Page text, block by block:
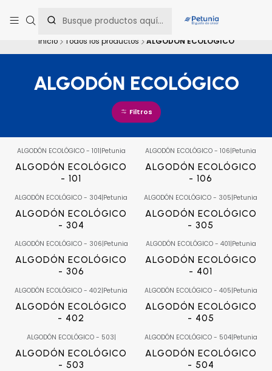
una asesoría personalizada.
Inicio Todos los productos ALGODÓN ECOLÓGICO
ALGODÓN ECOLÓGICO
Filtros
ALGODÓN ECOLÓGICO - 101|Petunia
ALGODÓN ECOLÓGICO
- 101
ALGODÓN ECOLÓGICO - 106|Petunia
ALGODÓN ECOLÓGICO
- 106
ALGODÓN ECOLÓGICO - 304|Petunia
ALGODÓN ECOLÓGICO
- 304
ALGODÓN ECOLÓGICO - 305|Petunia
ALGODÓN ECOLÓGICO
- 305
ALGODÓN ECOLÓGICO - 306|Petunia
ALGODÓN ECOLÓGICO
- 306
ALGODÓN ECOLÓGICO - 401|Petunia
ALGODÓN ECOLÓGICO
- 401
ALGODÓN ECOLÓGICO - 402|Petunia
ALGODÓN ECOLÓGICO
- 402
ALGODÓN ECOLÓGICO - 405|Petunia
ALGODÓN ECOLÓGICO
- 405
ALGODÓN ECOLÓGICO - 503|
ALGODÓN ECOLÓGICO
- 503
ALGODÓN ECOLÓGICO - 504|Petunia
ALGODÓN ECOLÓGICO
- 504